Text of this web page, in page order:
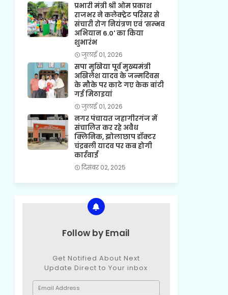
प्रभारी मंत्री श्री ओम प्रकाश
राजभर ने कलेक्ट्रेट परिसर से
संचारी रोग नियंत्रण एवं 'सम्भव
अभियान 6.0' का किया
शुभारंभ
जुलाई 01, 2026
सपा मुखिया पूर्व मुख्यमंत्री
अखिलेश यादव के जन्मदिवस
के मौके पर काटे गए केक बांटी
गई मिठाइयां
जुलाई 01, 2026
नगर पंचायत जहागीरगंज में
संचालित कर रहे अवैध
क्लिनिक, झोलाछाप डॉक्टर
चंद्रबली यादव पर कब होगी
कार्रवाई
दिसंबर 02, 2025
Follow by Email
Get Notified About Next
Update Direct to Your inbox